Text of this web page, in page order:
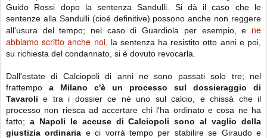
Guido Rossi dopo la sentenza Sandulli. Si dà il caso che le
sentenze alla Sandulli (cioé definitive) possono anche non reggere
all'usura del tempo; nel caso di Guardiola per esempio, e ne
abbiamo scritto anche noi, la sentenza ha resistito otto anni e poi,
su richiesta del condannato, si è dovuto revocarla.
Dall'estate di Calciopoli di anni ne sono passati solo tre; nel
frattempo a Milano c'è un processo sul dossieraggio di
Tavaroli e tra i dossier ce nè uno sul calcio, e chissà che il
processo non riesca ad accertare chi l'ha ordinato e cosa ne ha
fatto; a Napoli le accuse di Calciopoli sono al vaglio della
giustizia ordinaria e ci vorrà tempo per stabilire se Giraudo e